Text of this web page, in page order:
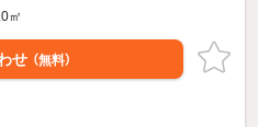
㎡
せ （無料）